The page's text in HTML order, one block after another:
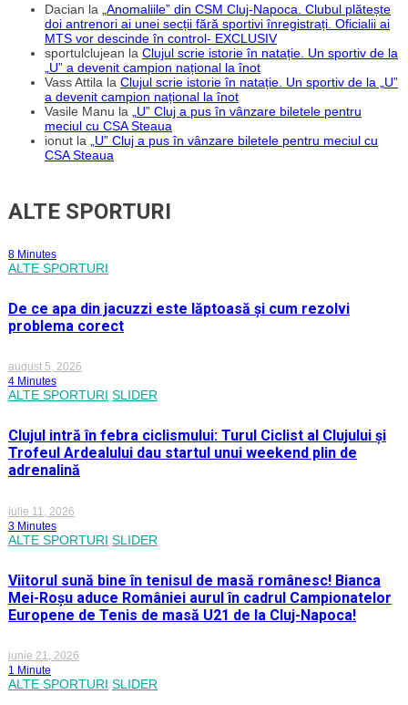
Dacian la
„Anomaliile” din CSM Cluj-Napoca. Clubul plătește
doi antrenori ai unei secții fără sportivi înregistrați. Oficialii ai
MTS vor descinde în control- EXCLUSIV
sportulclujean la Clujul scrie istorie în natație. Un sportiv de la
„U” a devenit campion național la înot
Vass Attila la Clujul scrie istorie în natație. Un sportiv de la „U”
a devenit campion național la înot
Vasile Manu la
„U” Cluj a pus în vânzare biletele pentru
meciul cu CSA Steaua
ionut la
„U” Cluj a pus în vânzare biletele pentru meciul cu
CSA Steaua
ALTE SPORTURI
8 Minutes
ALTE SPORTURI
De ce apa din jacuzzi este lăptoasă și cum rezolvi
problema corect
august 5, 2026
4 Minutes
ALTE SPORTURI SLIDER
Clujul intră în febra ciclismului: Turul Ciclist al Clujului și
Trofeul Ardealului dau startul unui weekend plin de
adrenalină
iulie 11, 2026
3 Minutes
ALTE SPORTURI SLIDER
Viitorul sună bine în tenisul de masă românesc! Bianca
Mei-Roșu aduce României aurul în cadrul Campionatelor
Europene de Tenis de masă U21 de la Cluj-Napoca!
iunie 21, 2026
1 Minute
ALTE SPORTURI SLIDER